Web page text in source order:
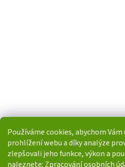
Používáme cookies, abychom
prohlížení webu a díky analýze
zlepšovali jeho funkce, výkon a
naleznete: Zpracování osobních